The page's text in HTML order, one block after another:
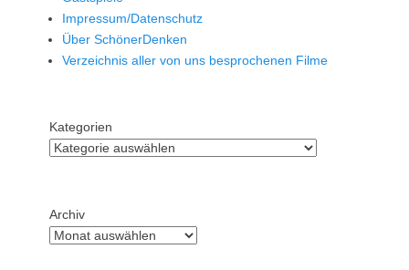
Impressum/Datenschutz
Über SchönerDenken
Verzeichnis aller von uns besprochenen Filme
Kategorien
Archiv